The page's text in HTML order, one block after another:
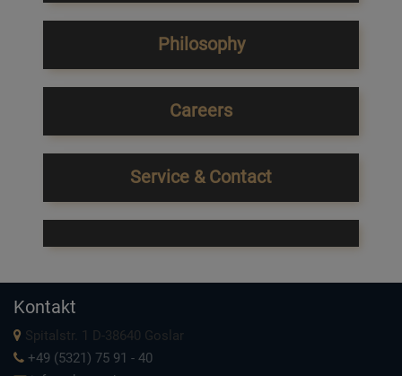
Philosophy
Careers
Service & Contact
Kontakt
Spitalstr. 1 D-38640 Goslar
+49 (5321) 75 91 - 40